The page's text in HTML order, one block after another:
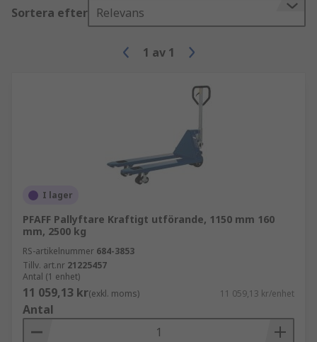
Sortera efter Relevans
1 av 1
I lager
PFAFF Pallyftare Kraftigt utförande, 1150 mm 160
mm, 2500 kg
RS-artikelnummer 684-3853
Tillv. art.nr 21225457
Antal (1 enhet)
11 059,13 kr(exkl. moms) 11 059,13 kr/enhet
Antal